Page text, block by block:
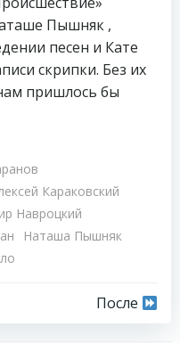
Пышняк ,
песен и Кате
скрипки. Без их
пришлось бы
Караковский
Навроцкий
Наташа Пышняк
После